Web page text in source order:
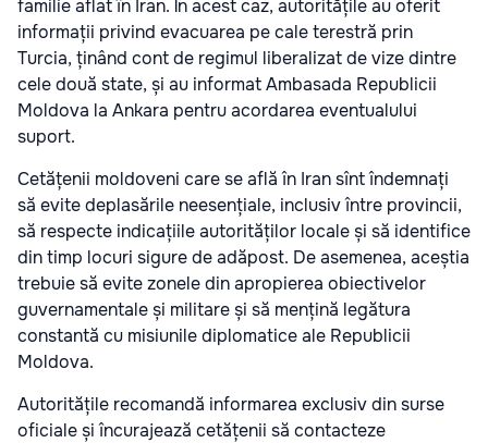
familie aflat în Iran. În acest caz, autoritățile au oferit
informații privind evacuarea pe cale terestră prin
Turcia, ținând cont de regimul liberalizat de vize dintre
cele două state, și au informat Ambasada Republicii
Moldova la Ankara pentru acordarea eventualului
suport.
Cetățenii moldoveni care se află în Iran sînt îndemnați
să evite deplasările neesențiale, inclusiv între provincii,
să respecte indicațiile autorităților locale și să identifice
din timp locuri sigure de adăpost. De asemenea, aceștia
trebuie să evite zonele din apropierea obiectivelor
guvernamentale și militare și să mențină legătura
constantă cu misiunile diplomatice ale Republicii
Moldova.
Autoritățile recomandă informarea exclusiv din surse
oficiale și încurajează cetățenii să contacteze